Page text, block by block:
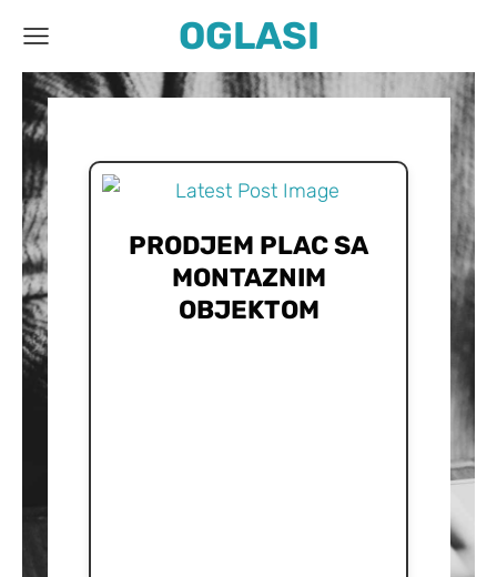
OGLASI
PRODJEM PLAC SA
MONTAZNIM
OBJEKTOM